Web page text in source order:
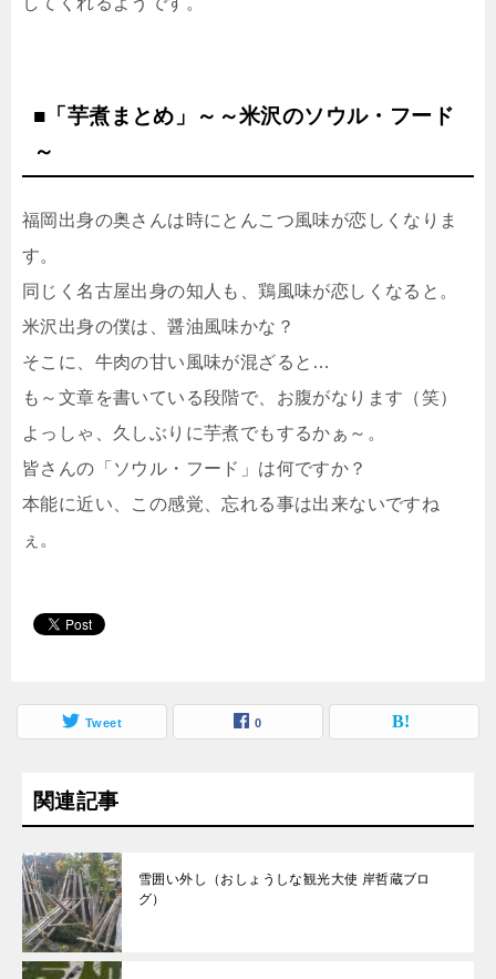
■「芋煮まとめ」～～米沢のソウル・フード
～
福岡出身の奥さんは時にとんこつ風味が恋しくなりま
す。
同じく名古屋出身の知人も、鶏風味が恋しくなると。
米沢出身の僕は、醤油風味かな？
そこに、牛肉の甘い風味が混ざると…
も～文章を書いている段階で、お腹がなります（笑）
よっしゃ、久しぶりに芋煮でもするかぁ～。
皆さんの「ソウル・フード」は何ですか？
本能に近い、この感覚、忘れる事は出来ないですね
ぇ。
Tweet 0
関連記事
雪囲い外し（おしょうしな観光大使 岸哲蔵ブロ
グ）